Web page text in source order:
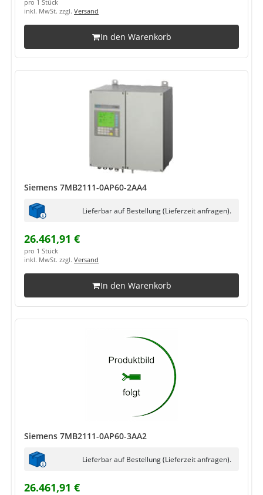
pro 1 Stück
inkl. MwSt. zzgl. Versand
In den Warenkorb
Siemens 7MB2111-0AP60-2AA4
Lieferbar auf Bestellung (Lieferzeit anfragen).
26.461,91 €
pro 1 Stück
inkl. MwSt. zzgl. Versand
In den Warenkorb
Siemens 7MB2111-0AP60-3AA2
Lieferbar auf Bestellung (Lieferzeit anfragen).
26.461,91 €